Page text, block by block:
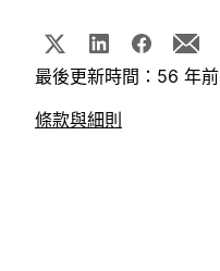
最後更新時間：56 年前
條款與細則